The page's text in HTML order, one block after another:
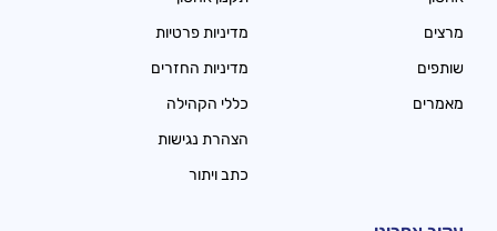
מרצים
שותפים
מאמרים
מדיניות פרטיות
מדיניות החזרים
כללי הקהילה
הצהרת נגישות
כתב ויתור